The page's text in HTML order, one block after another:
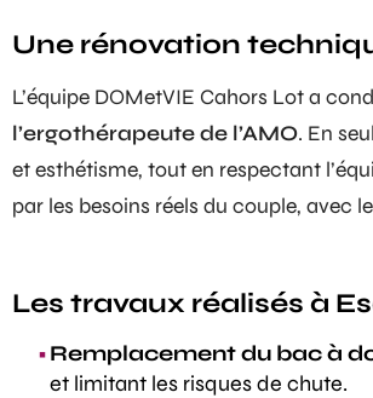
Une rénovation
L’équipe DOMetVIE Cahors Lot a
l’ergothérapeute de l’AMO. En
et esthétisme, tout en respectant
par les besoins réels du couple, avec
Les travaux réalisés à
Remplacement du bac à
et limitant les risques de chute.